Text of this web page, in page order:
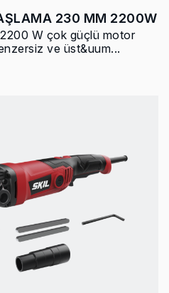
230 MM 2200W
W çok güçlü motor
ve üst&uum...